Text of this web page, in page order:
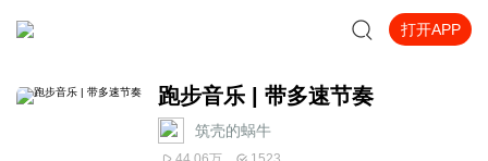
打开APP
跑步音乐 | 带多速节奏
筑壳的蜗牛